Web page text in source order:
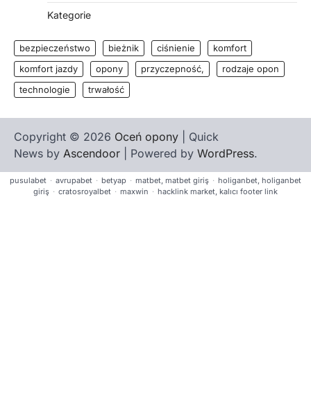
Kategorie
bezpieczeństwo bieżnik ciśnienie
komfort
komfort jazdy
opony przyczepność,
rodzaje opon
technologie
trwałość
Copyright © 2026 Oceń opony | Quick
News by Ascendoor | Powered by WordPress.
pusulabet · avrupabet · betyap · matbet, matbet giriş · holiganbet, holiganbet
giriş · cratosroyalbet · maxwin · hacklink market, kalıcı footer link